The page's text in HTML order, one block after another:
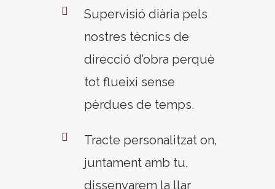
Supervisió diària pels
nostres tècnics de
direcció d’obra perquè
tot flueixi sense
pèrdues de temps.
Tracte personalitzat on,
juntament amb tu,
dissenyarem la llar